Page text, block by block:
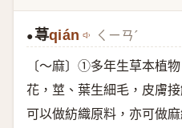
●荨qián ㄑㄧㄢˊ
〔～麻〕①多年生草本植
花，莖、葉生細毛，皮膚
可以做紡織原料，亦可做